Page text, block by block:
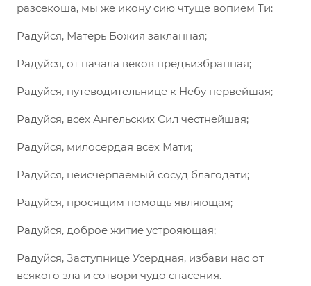
разсекоша, мы же икону сию чтуще вопием Ти:
Радуйся, Матерь Божия закланная;
Радуйся, от начала веков предъизбранная;
Радуйся, путеводительнице к Небу первейшая;
Радуйся, всех Ангельских Сил честнейшая;
Радуйся, милосердая всех Мати;
Радуйся, неисчерпаемый сосуд благодати;
Радуйся, просящим помощь являющая;
Радуйся, доброе житие устрояющая;
Радуйся, Заступнице Усердная, избави нас от
всякого зла и сотвори чудо спасения.